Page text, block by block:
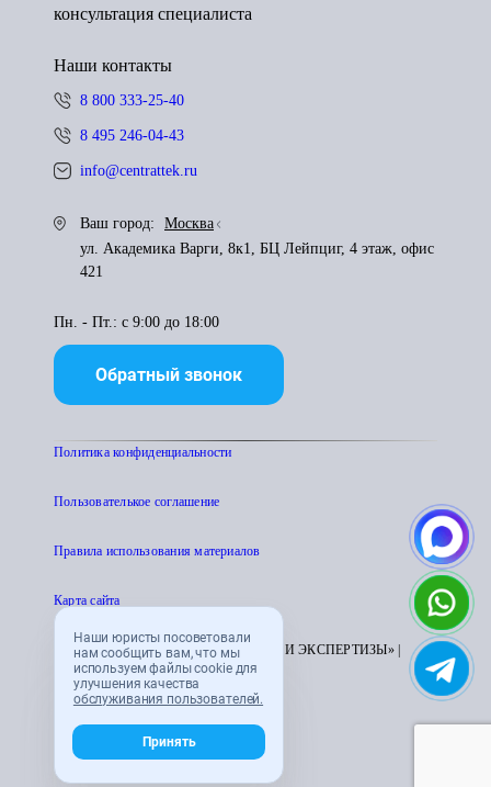
Наши юристы посоветовали
нам сообщить вам, что мы
используем файлы cookie для
улучшения качества
обслуживания пользователей.
Принять
консультация специалиста
Наши контакты
8 800 333-25-40
8 495 246-04-43
info@centrattek.ru
Ваш город:
Москва
ул. Академика Варги, 8к1, БЦ Лейпциг, 4 этаж, офис
421
Пн. - Пт.: с 9:00 до 18:00
Обратный звонок
Политика конфиденциальности
Пользователькое соглашение
Правила использования материалов
Карта сайта
© 1995 - 2026 «ЦЕНТР АТТЕСТАЦИИ И ЭКСПЕРТИЗЫ» |
CENTRATTEK.RU